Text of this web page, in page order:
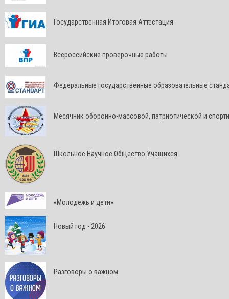
Государственная Итоговая Аттестация
Всероссийские проверочные работы
Федеральные государственные образовательные
Месячник оборонно-массовой, патриотической и
Школьное Научное Общество Учащихся
«Молодежь и дети»
Новый год - 2026
Разговоры о важном